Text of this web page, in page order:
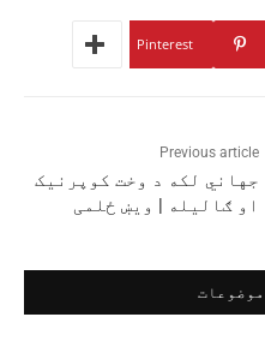
Pinterest
Previous article
جهاني لکه د وخت کوپرنیک
او ګالیله | ویښ ځلمی